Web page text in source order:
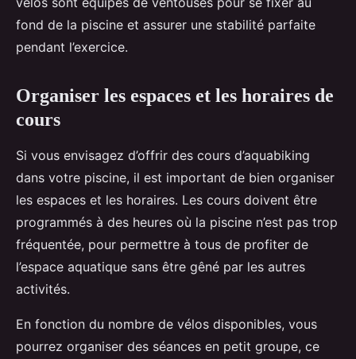
fond de la piscine et assurer une stabilité parfaite
pendant l’exercice.
Organiser les espaces et les horaires de
cours
Si vous envisagez d’offrir des cours d’aquabiking
dans votre piscine, il est important de bien organiser
les espaces et les horaires. Les cours doivent être
programmés à des heures où la piscine n’est pas trop
fréquentée, pour permettre à tous de profiter de
l’espace aquatique sans être gêné par les autres
activités.
En fonction du nombre de vélos disponibles, vous
pourrez organiser des séances en petit groupe, ce